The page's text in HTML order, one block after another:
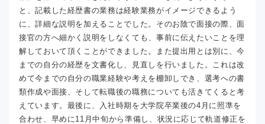
と、記載した経歴書の業務は経験業務がイメージできるよう
に、詳細な説明を加えることでした。そのお陰で面接の際、面
接官の方へ細かく説明をしなくても、事前に伝えたいことを理
解しておいて頂くことができました。また提出用とは別に、今
までの自分の経歴を文書化し、見直しを行いました。これは改
めて今までの自分の職業経験や考えを棚卸しでき、選考への書
類作成や面接、そして転職後の職務についても活きてくると考
えています。最後に、入社時期を大学院卒業後の4月に照準を
合わせ、早めに11月中旬から準備し、状況に応じて軌道修正を